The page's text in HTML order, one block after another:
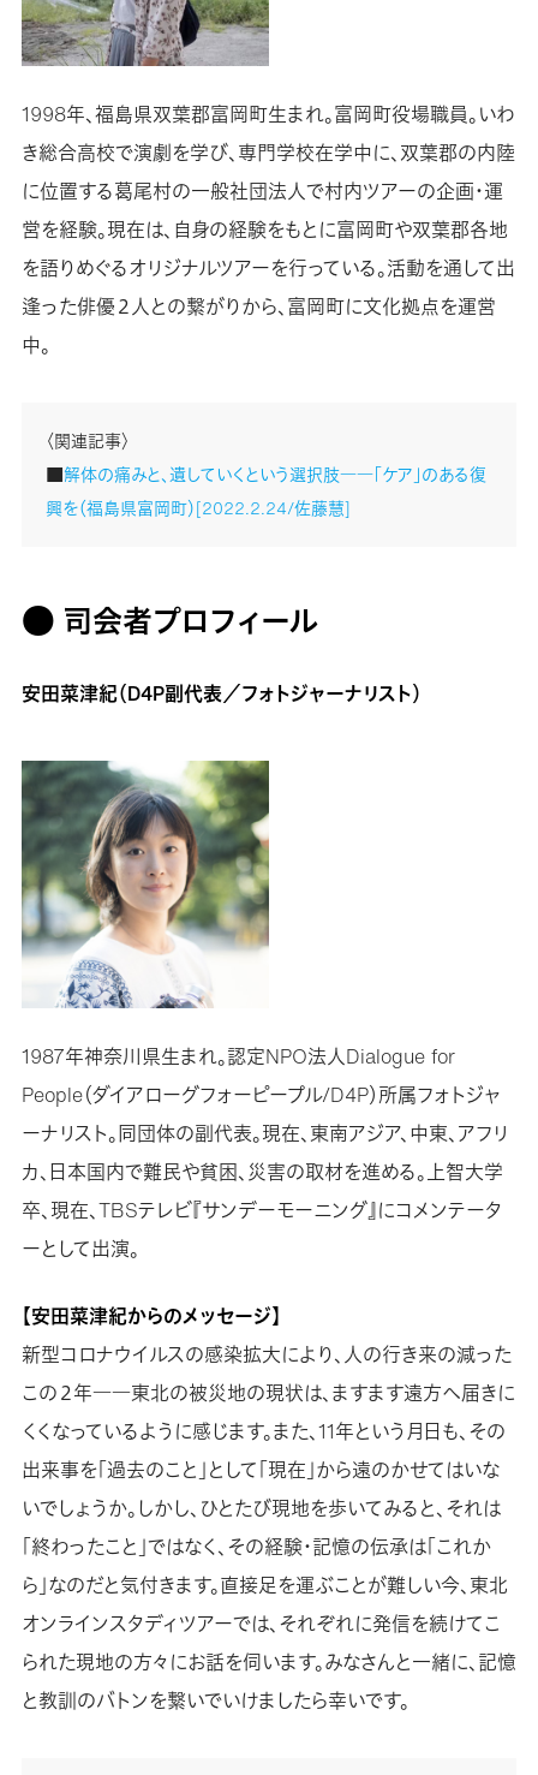
1998年、福島県双葉郡富岡町生まれ。富岡町役場職員。いわ
き総合高校で演劇を学び、専門学校在学中に、双葉郡の内陸
に位置する葛尾村の一般社団法人で村内ツアーの企画・運
営を経験。現在は、自身の経験をもとに富岡町や双葉郡各地
を語りめぐるオリジナルツアーを行っている。活動を通して出
逢った俳優２人との繋がりから、富岡町に文化拠点を運営
中。
〈関連記事〉
■解体の痛みと、遺していくという選択肢――「ケア」のある復
興を（福島県富岡町）[2022.2.24/佐藤慧]
● 司会者プロフィール
安田菜津紀（D4P副代表／フォトジャーナリスト）
1987年神奈川県生まれ。認定NPO法人Dialogue for
People（ダイアローグフォーピープル/D4P）所属フォトジャ
ーナリスト。同団体の副代表。現在、東南アジア、中東、アフリ
カ、日本国内で難民や貧困、災害の取材を進める。上智大学
卒、現在、TBSテレビ『サンデーモーニング』にコメンテータ
ーとして出演。
【安田菜津紀からのメッセージ】
新型コロナウイルスの感染拡大により、人の行き来の減った
この２年――東北の被災地の現状は、ますます遠方へ届きに
くくなっているように感じます。また、11年という月日も、その
出来事を「過去のこと」として「現在」から遠のかせてはいな
いでしょうか。しかし、ひとたび現地を歩いてみると、それは
「終わったこと」ではなく、その経験・記憶の伝承は「これか
ら」なのだと気付きます。直接足を運ぶことが難しい今、東北
オンラインスタディツアーでは、それぞれに発信を続けてこ
られた現地の方々にお話を伺います。みなさんと一緒に、記憶
と教訓のバトンを繋いでいけましたら幸いです。